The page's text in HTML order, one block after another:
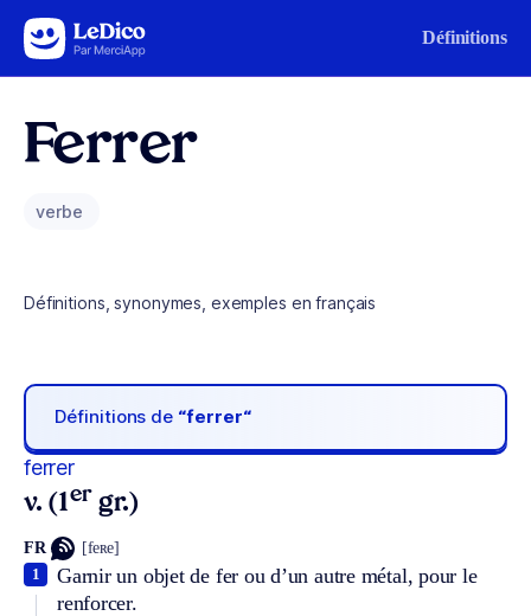
Aller au contenu Définitions
Ferrer
verbe
Définitions, synonymes, exemples en français
Définitions de “ferrer“
ferrer
v. (1er gr.)
FR [feʀe]
Garnir un objet de fer ou d’un autre métal, pour le
renforcer.
1